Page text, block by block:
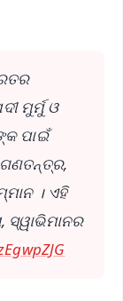
ମୁର୍ମୁ ଓ
ପାଇଁ
। ଏହି